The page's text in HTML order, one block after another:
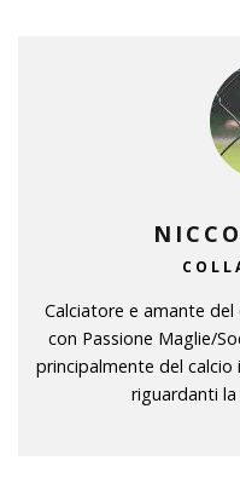
Calciatore e amante del
con Passione Maglie/
principalmente del
riguardanti la